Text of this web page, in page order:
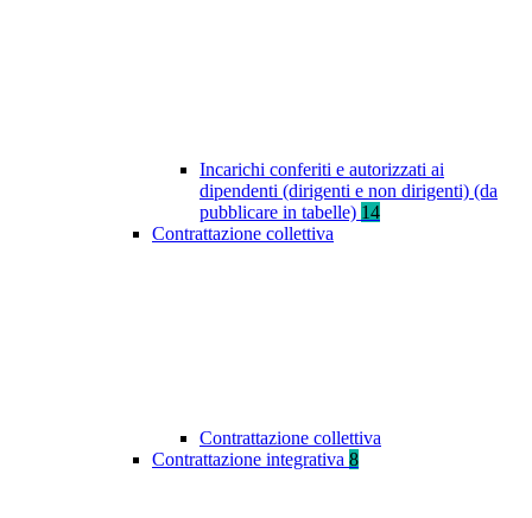
Incarichi conferiti e autorizzati ai
dipendenti (dirigenti e non dirigenti) (da
pubblicare in tabelle) 14
Contrattazione collettiva
Contrattazione collettiva
Contrattazione integrativa 8